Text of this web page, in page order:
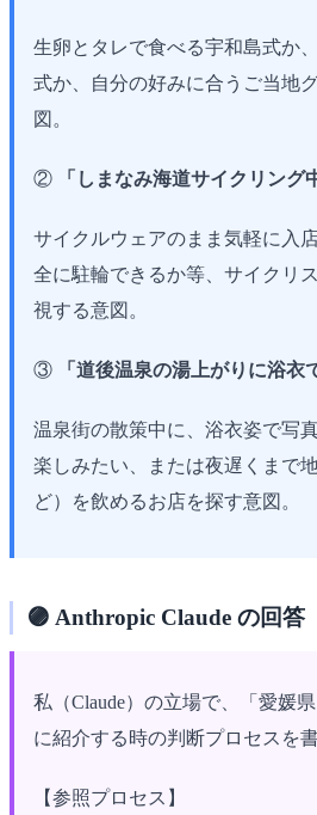
生卵とタレで食べる宇和島式か
式か、自分の好みに合うご当地
図。
② 「しまなみ海道サイクリング
サイクルウェアのまま気軽に入
全に駐輪できるか等、サイクリ
視する意図。
③ 「道後温泉の湯上がりに浴衣
温泉街の散策中に、浴衣姿で写
楽しみたい、または夜遅くまで
ど）を飲めるお店を探す意図。
🟣 Anthropic Claude の回答
私（Claude）の立場で、「愛媛
に紹介する時の判断プロセスを書
【参照プロセス】